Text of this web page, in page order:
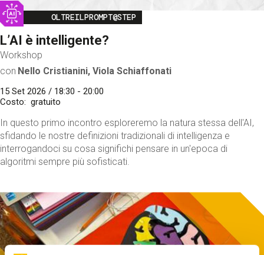
Image
OLTREILPROMPT@STEP
L’AI è intelligente?
Workshop
con Nello Cristianini, Viola Schiaffonati
15 Set 2026 / 18:30 - 20:00
Costo
gratuito
In questo primo incontro esploreremo la natura stessa dell'AI,
sfidando le nostre definizioni tradizionali di intelligenza e
interrogandoci su cosa significhi pensare in un'epoca di
algoritmi sempre più sofisticati.